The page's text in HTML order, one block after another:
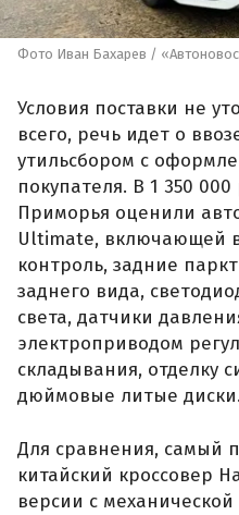
Фото Иван Бахарев /
Условия поставки не
всего, речь идет о
утильсбором с
покупателя. В 1 350
Приморья оценили
Ultimate, включающей
контроль, задние
заднего вида,
света, датчики
электроприводом
складывания, отделку
дюймовые литые диски.
Для сравнения, самый
китайский кроссовер
версии с